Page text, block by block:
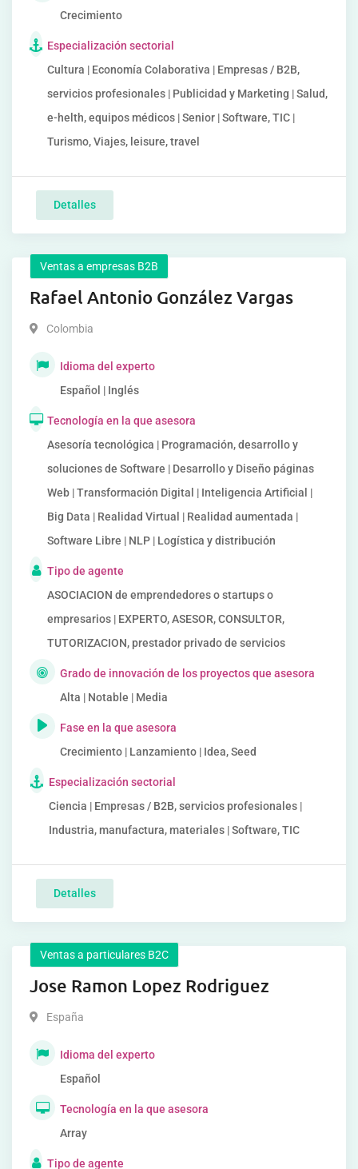
Crecimiento
Especialización sectorial
Cultura | Economía Colaborativa | Empresas / B2B,
servicios profesionales | Publicidad y Marketing | Salud,
e-helth, equipos médicos | Senior | Software, TIC |
Turismo, Viajes, leisure, travel
Detalles
Ventas a empresas B2B
Rafael Antonio González Vargas
Colombia
Idioma del experto
Español | Inglés
Tecnología en la que asesora
Asesoría tecnológica | Programación, desarrollo y
soluciones de Software | Desarrollo y Diseño páginas
Web | Transformación Digital | Inteligencia Artificial |
Big Data | Realidad Virtual | Realidad aumentada |
Software Libre | NLP | Logística y distribución
Tipo de agente
ASOCIACION de emprendedores o startups o
empresarios | EXPERTO, ASESOR, CONSULTOR,
TUTORIZACION, prestador privado de servicios
Grado de innovación de los proyectos que asesora
Alta | Notable | Media
Fase en la que asesora
Crecimiento | Lanzamiento | Idea, Seed
Especialización sectorial
Ciencia | Empresas / B2B, servicios profesionales |
Industria, manufactura, materiales | Software, TIC
Detalles
Ventas a particulares B2C
Jose Ramon Lopez Rodriguez
España
Idioma del experto
Español
Tecnología en la que asesora
Array
Tipo de agente